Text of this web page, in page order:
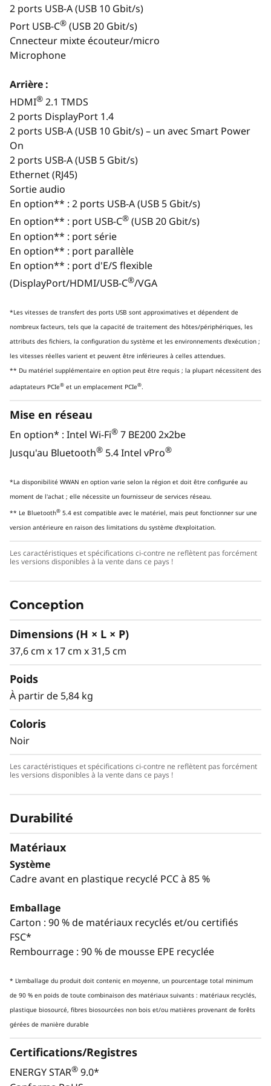
Le moniteur, le clavier et la souris sont en option et vendus séparément.
Efficacité du traitement de l'IA
améliorée
Profitez d'une IA, d'un traitement des
données et d'un multitâche avancés
grâce aux processeurs Intel
Ultra 9 avec Intel vPro
® , dotés d'une
NPU intégrée et offrant jusqu'à
36 TOPS. Optimisez les flux de travail
complexes tout en contrôlant la fiabilité
et l'efficacité.
PUISSANTE ACCÉLÉRATION DE L'IA
COMBINÉE
Accélérez vos flux de
travail grâce à l'IA
avancée
Repoussez les limites de votre créativité grâce
à l'IA de nouvelle génération : jusqu'à 36 TOPS
pour le système et le NPU intégré, plus
l'automatisation, la ThinkStation P2 Tower Gen
et d'innover plus rapidement.
DES PERFORMANCES POLYVALENTES POUR
Certifié ISV pour les
charges de travail clés
2 ports USB-A (USB 10 Gbit/s)
Port USB-C® (USB 20 Gbit/s)
Cnnecteur mixte écouteur/micro
Microphone
Arrière :
HDMI® 2.1 TMDS
2 ports DisplayPort 1.4
2 ports USB-A (USB 10 Gbit/s) – un avec Smart Power
On
2 ports USB-A (USB 5 Gbit/s)
Ethernet (RJ45)
Sortie audio
En option** : 2 ports USB-A (USB 5 Gbit/s)
En option** : port USB-C® (USB 20 Gbit/s)
En option** : port série
En option** : port parallèle
En option** : port d'E/S flexible
(DisplayPort/HDMI/USB-C®/VGA
*Les vitesses de transfert des ports USB sont approximatives et dépendent de
nombreux facteurs, tels que la capacité de traitement des hôtes/périphériques, les
attributs des fichiers, la configuration du système et les environnements d'exécution ;
les vitesses réelles varient et peuvent être inférieures à celles attendues.
** Du matériel supplémentaire en option peut être requis ; la plupart nécessitent des
adaptateurs PCIe® et un emplacement PCIe®.
Mise en réseau
En option* : Intel Wi-Fi® 7 BE200 2x2be
Jusqu'au Bluetooth® 5.4 Intel vPro®
*La disponibilité WWAN en option varie selon la région et doit être configurée au
moment de l'achat ; elle nécessite un fournisseur de services réseau.
** Le Bluetooth® 5.4 est compatible avec le matériel, mais peut fonctionner sur une
version antérieure en raison des limitations du système d'exploitation.
Les caractéristiques et spécifications ci-contre ne reflètent pas forcément
les versions disponibles à la vente dans ce pays !
Conception
Dimensions (H × L × P)
37,6 cm x 17 cm x 31,5 cm
Poids
À partir de 5,84 kg
Coloris
Noir
Les caractéristiques et spécifications ci-contre ne reflètent pas forcément
les versions disponibles à la vente dans ce pays !
Durabilité
Matériaux
Système
Cadre avant en plastique recyclé PCC à 85 %
Emballage
Carton : 90 % de matériaux recyclés et/ou certifiés
FSC*
Rembourrage : 90 % de mousse EPE recyclée
* L'emballage du produit doit contenir, en moyenne, un pourcentage total minimum
de 90 % en poids de toute combinaison des matériaux suivants : matériaux recyclés,
plastique biosourcé, fibres biosourcées non bois et/ou matières provenant de forêts
gérées de manière durable
Certifications/Registres
ENERGY STAR® 9.0*